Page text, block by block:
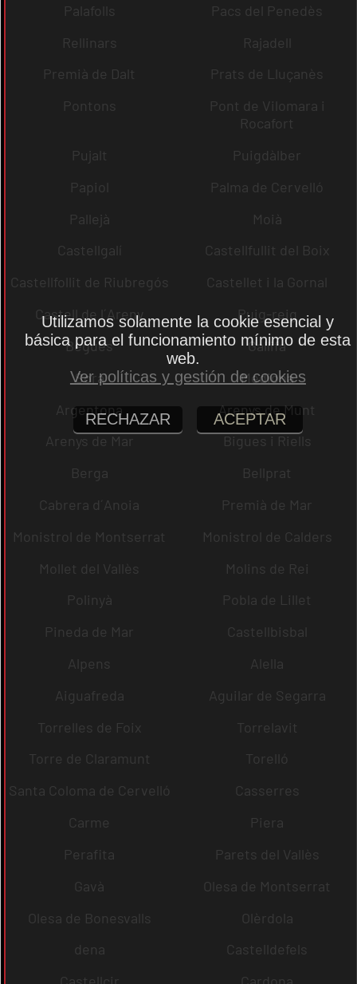
Palafolls
Pacs del Penedès
Rellinars
Rajadell
Premià de Dalt
Prats de Lluçanès
Pontons
Pont de Vilomara i
Rocafort
Pujalt
Puigdàlber
Papiol
Palma de Cervelló
Pallejà
Moià
Castellgalí
Castellfullit del Boix
Castellfollit de Riubregós
Castellet i la Gornal
Castell de l´Areny
Puig-reig
Begues
Gallifa
Sora
Mediona
Argentona
Arenys de Munt
Arenys de Mar
Bigues i Riells
Berga
Bellprat
Cabrera d´Anoia
Premià de Mar
Monistrol de Montserrat
Monistrol de Calders
Mollet del Vallès
Molins de Rei
Polinyà
Pobla de Lillet
Pineda de Mar
Castellbisbal
Alpens
Alella
Aiguafreda
Aguilar de Segarra
Torrelles de Foix
Torrelavit
Torre de Claramunt
Torelló
Santa Coloma de Cervelló
Casserres
Carme
Piera
Perafita
Parets del Vallès
Gavà
Olesa de Montserrat
Olesa de Bonesvalls
Olèrdola
dena
Castelldefels
Utilizamos solamente la cookie esencial y
básica para el funcionamiento mínimo de esta
web.
Ver políticas y gestión de cookies
RECHAZAR ACEPTAR